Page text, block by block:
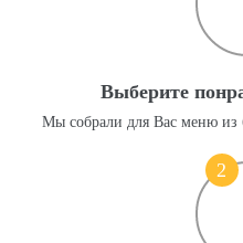
Выберите
Мы собрали для Вас меню из
2